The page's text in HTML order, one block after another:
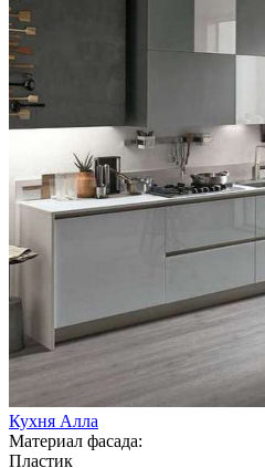
Кухня Алла
Материал фасада:
Пластик